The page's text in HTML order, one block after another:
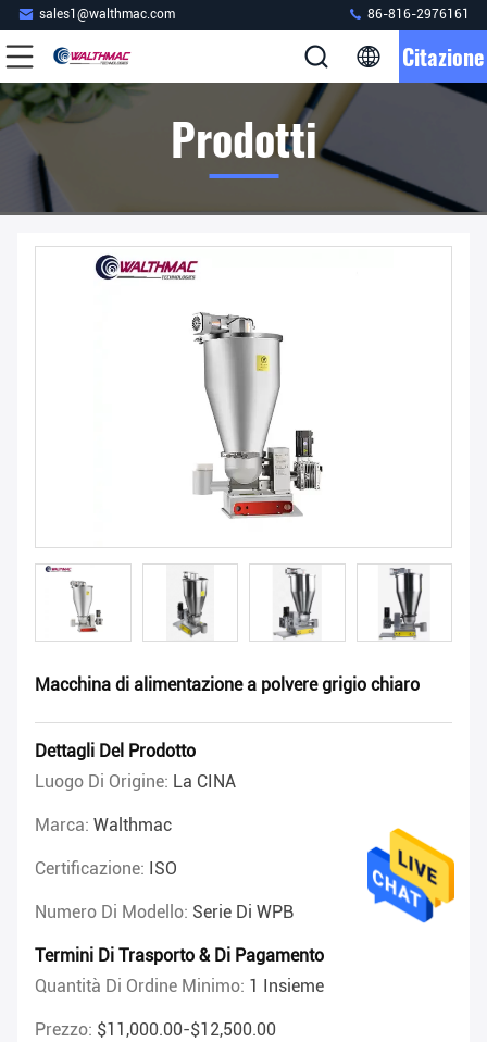
sales1@walthmac.com 86-816-2976161
Citazione
Prodotti
Macchina di alimentazione a polvere grigio chiaro
Dettagli Del Prodotto
Luogo Di Origine: La CINA
Marca: Walthmac
Certificazione: ISO
Numero Di Modello: Serie Di WPB
Termini Di Trasporto & Di Pagamento
Quantità Di Ordine Minimo: 1 Insieme
Prezzo: $11,000.00-$12,500.00